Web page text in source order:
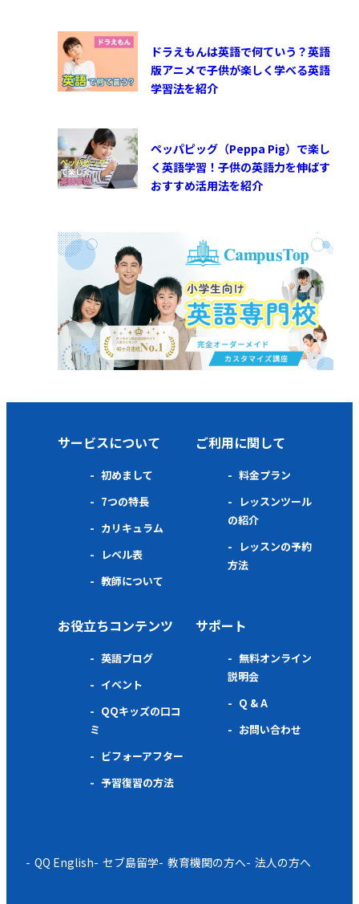
ドラえもんは英語で何ていう？英語
版アニメで子供が楽しく学べる英語
学習法を紹介
ペッパピッグ（Peppa Pig）で楽し
く英語学習！子供の英語力を伸ばす
おすすめ活用法を紹介
サービスについて
初めまして
7つの特長
カリキュラム
レベル表
教師について
ご利用に関して
料金プラン
レッスンツール
の紹介
レッスンの予約
方法
お役立ちコンテンツ
英語ブログ
イベント
QQキッズの口コ
ミ
ビフォーアフター
予習復習の方法
サポート
無料オンライン
説明会
Q & A
お問い合わせ
QQ English セブ島留学 教育機関の方へ 法人の方へ